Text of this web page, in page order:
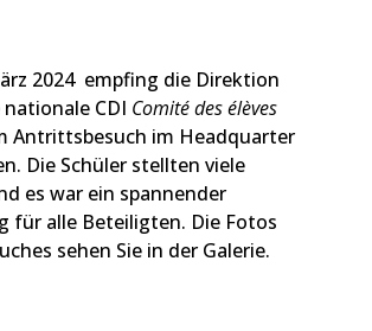
2024 empfing die Direktion
CDI Comité des élèves
Antrittsbesuch im Headquarter
Die Schüler stellten viele
es war ein spannender
für alle Beteiligten. Die Fotos
sehen Sie in der Galerie.